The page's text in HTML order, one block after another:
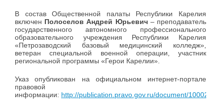
В состав Общественной палаты Республики Карелия
включен Полоселов Андрей Юрьевич – преподаватель
государственного автономного профессионального
образовательного учреждения Республики Карелия
«Петрозаводский базовый медицинский колледж»,
ветеран специальной военной операции, участник
региональной программы «Герои Карелии».
Указ опубликован на официальном интернет-портале
правовой
информации: http://publication.pravo.gov.ru/document/